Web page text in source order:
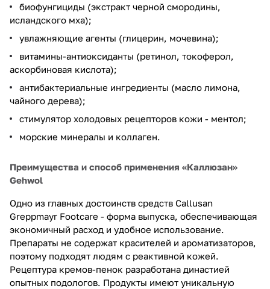
биофунгициды (экстракт черной смородины,
исландского мха);
увлажняющие агенты (глицерин, мочевина);
витамины-антиоксиданты (ретинол, токоферол,
аскорбиновая кислота);
антибактериальные ингредиенты (масло лимона,
чайного дерева);
стимулятор холодовых рецепторов кожи - ментол;
морские минералы и коллаген.
Преимущества и способ применения «Каллюзан»
Gehwol
Одно из главных достоинств средств Callusan
Greppmayr Footcare - форма выпуска, обеспечивающая
экономичный расход и удобное использование.
Препараты не содержат красителей и ароматизаторов,
поэтому подходят людям с реактивной кожей.
Рецептура кремов-пенок разработана династией
опытных подологов. Продукты имеют уникальную